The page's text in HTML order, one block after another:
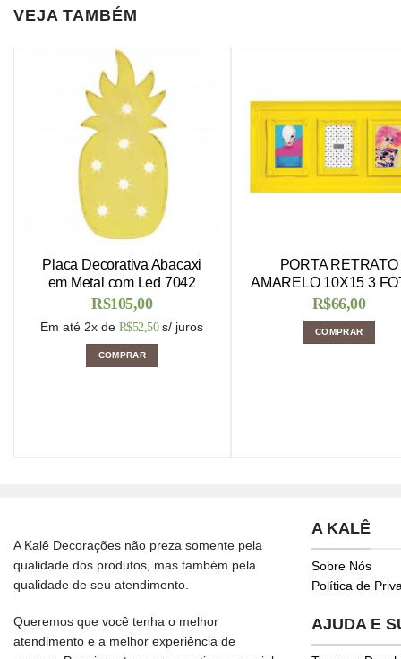
VEJA TAMBÉM
Placa Decorativa Abacaxi
em Metal com Led 7042
R$105,00
Em até 2x de R$52,50 s/ juros
COMPRAR
PORTA RETRATO
AMARELO 10X15 3
R$66,00
COMPRAR
A Kalê Decorações não preza somente pela
qualidade dos produtos, mas também pela
qualidade de seu atendimento.
Queremos que você tenha o melhor
atendimento e a melhor experiência de
A KALÊ
Sobre Nós
Política de
AJUDA E